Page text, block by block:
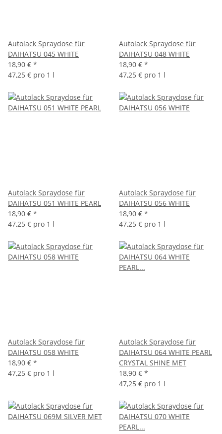
Autolack Spraydose für
DAIHATSU 045 WHITE
18,90 € *
47,25 € pro 1 l
Autolack Spraydose für
DAIHATSU 048 WHITE
18,90 € *
47,25 € pro 1 l
Autolack Spraydose für
DAIHATSU 051 WHITE PEARL
18,90 € *
47,25 € pro 1 l
Autolack Spraydose für
DAIHATSU 056 WHITE
18,90 € *
47,25 € pro 1 l
Autolack Spraydose für
DAIHATSU 058 WHITE
18,90 € *
47,25 € pro 1 l
Autolack Spraydose für
DAIHATSU 064 WHITE PEARL
CRYSTAL SHINE MET
18,90 € *
47,25 € pro 1 l